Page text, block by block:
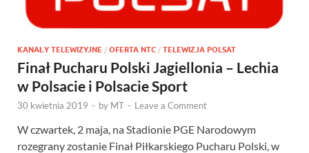
KANAŁY TELEWIZYJNE / OFERTA NTC / TELEWIZJA POLSAT
Finał Pucharu Polski Jagiellonia – Lechia
w Polsacie i Polsacie Sport
30 kwietnia 2019 - by MT - Leave a Comment
W czwartek, 2 maja, na Stadionie PGE Narodowym
rozegrany zostanie Finał Piłkarskiego Pucharu Polski, w